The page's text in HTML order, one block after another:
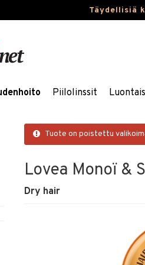
Täydellisiä
Piilolinssit
Tuote on poistettu
Lovea Monoï &
Dry hair